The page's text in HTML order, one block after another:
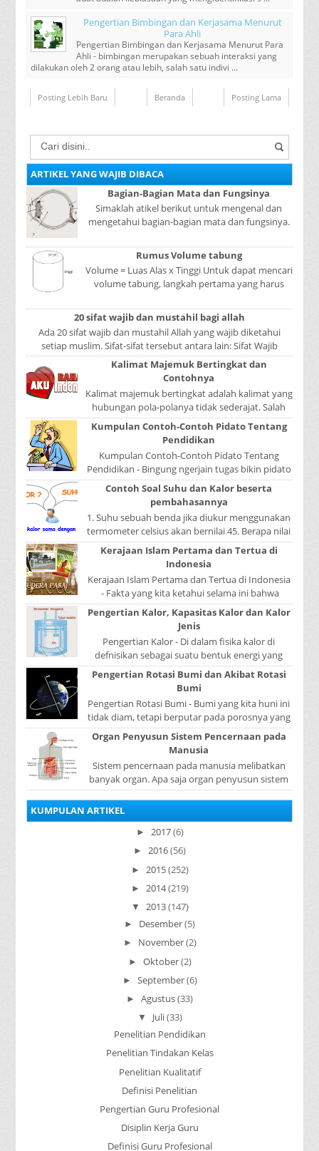
Pengertian Bimbingan dan Kerjasama Menurut
Para Ahli
Pengertian Bimbingan dan Kerjasama Menurut Para
Ahli - bimbingan merupakan sebuah interaksi yang
dilakukan oleh 2 orang atau lebih, salah satu indivi ...
Posting Lebih Baru Posting Lama
Beranda
ARTIKEL YANG WAJIB DIBACA
Bagian-Bagian Mata dan Fungsinya
Simaklah atikel berikut untuk mengenal dan
mengetahui bagian-bagian mata dan fungsinya.
mer...
Rumus Volume tabung
Volume = Luas Alas x Tinggi Untuk dapat mencari
volume tabung, langkah pertama yang harus
tabun...
20 sifat wajib dan mustahil bagi allah
Ada 20 sifat wajib dan mustahil Allah yang wajib diketahui
setiap muslim. Sifat-sifat tersebut antara lain: Sifat Wajib
Tulisan A...
Kalimat Majemuk Bertingkat dan
Contohnya
Kalimat majemuk bertingkat adalah kalimat yang
hubungan pola-polanya tidak sederajat. Salah
satu pola menduduki sebagai induk kalimat, se...
Kumpulan Contoh-Contoh Pidato Tentang
Pendidikan
Kumpulan Contoh-Contoh Pidato Tentang
Pendidikan - Bingung ngerjain tugas bikin pidato
sekolah? Atau sedang nyari kumpulan contoh-
contoh ...
Contoh Soal Suhu dan Kalor beserta
pembahasannya
1. Suhu sebuah benda jika diukur menggunakan
termometer celsius akan bernilai 45. Berapa nilai
yang ditunjukkan oleh termometer Reamur, ...
Kerajaan Islam Pertama dan Tertua di
Indonesia
Kerajaan Islam Pertama dan Tertua di Indonesia
- Fakta yang kita ketahui selama ini bahwa
kerajaan Samudera Pasai merupakan kerajaan ...
Pengertian Kalor, Kapasitas Kalor dan Kalor
Jenis
Pengertian Kalor - Di dalam fisika kalor di
defnisikan sebagai suatu bentuk energi yang
dapat berpindah atau mengalir dari benda yang
...
Pengertian Rotasi Bumi dan Akibat Rotasi
Bumi
Pengertian Rotasi Bumi - Bumi yang kita huni ini
tidak diam, tetapi berputar pada porosnya yang
disebut rotasi bumi. Waktu yang diperlukan...
Organ Penyusun Sistem Pencernaan pada
Manusia
Sistem pencernaan pada manusia melibatkan
banyak organ. Apa saja organ penyusun sistem
pencernaan pada manusia ? Organ penyusun
KUMPULAN ARTIKEL
► 2017(6)
► 2016(56)
► 2015(252)
► 2014(219)
▼ 2013(147)
► Desember(5)
► November(2)
► Oktober(2)
► September(6)
► Agustus(33)
▼ Juli(33)
Penelitian Pendidikan
Penelitian Tindakan Kelas
Penelitian Kualitatif
Definisi Penelitian
Pengertian Guru Profesional
Disiplin Kerja Guru
Definisi Guru Profesional